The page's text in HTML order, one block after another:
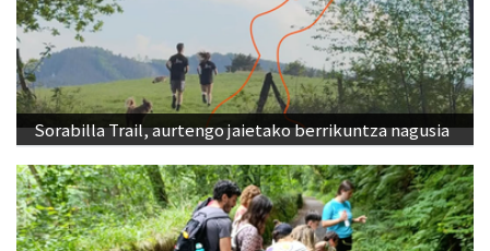
Sorabilla Trail, aurtengo jaietako berrikuntza nagusia